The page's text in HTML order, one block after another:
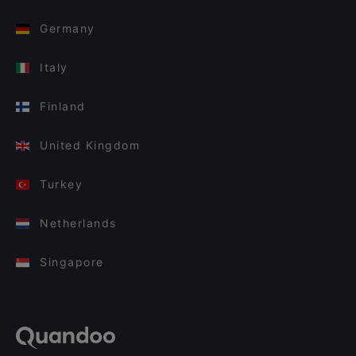
Germany
Italy
Finland
United Kingdom
Turkey
Netherlands
Singapore